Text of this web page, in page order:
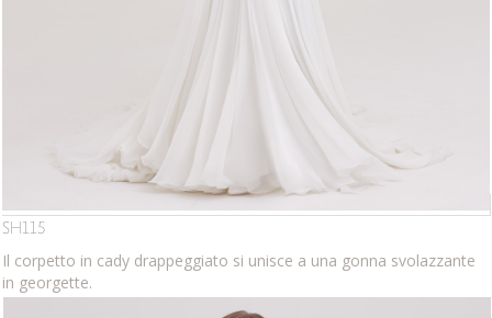
SH115
Il corpetto in cady drappeggiato si unisce a una gonna svolazzante
in georgette.